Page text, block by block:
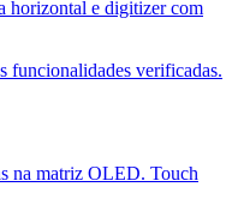
horizontal e digitizer com
funcionalidades verificadas.
na matriz OLED. Touch